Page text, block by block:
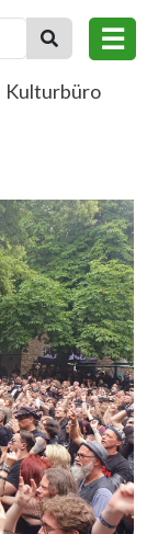
☰
Kulturbüro